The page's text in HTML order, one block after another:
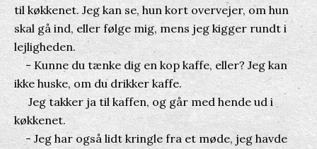
til køkkenet. Jeg kan se, hun kort overvejer, om hun
skal gå ind, eller følge mig, mens jeg kigger rundt i
lejligheden.
- Kunne du tænke dig en kop kaffe, eller? Jeg kan
ikke huske, om du drikker kaffe.
Jeg takker ja til kaffen, og går med hende ud i
køkkenet.
- Jeg har også lidt kringle fra et møde, jeg havde